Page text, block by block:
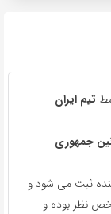
تیم ایران
جمهوری
ثبت می شود و
نظر بوده و